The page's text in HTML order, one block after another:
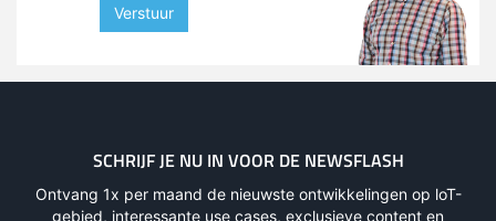
Verstuur
SCHRIJF JE NU IN VOOR DE NEWSFLASH
Ontvang 1x per maand de nieuwste ontwikkelingen op loT-
gebied, interessante use cases, exclusieve content en